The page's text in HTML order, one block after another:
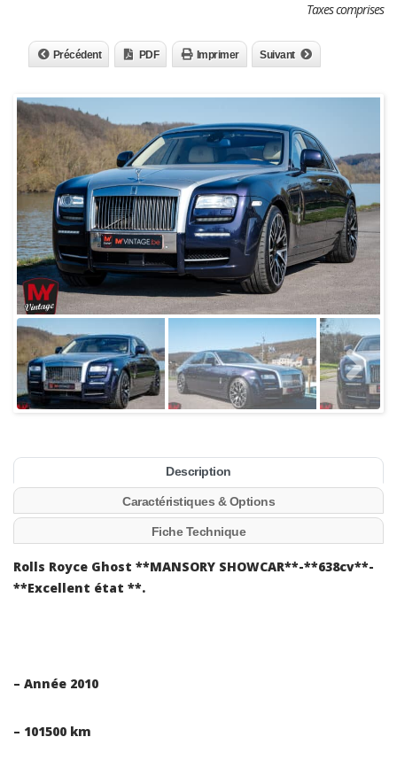
Taxes comprises
Précédent PDF Imprimer Suivant
Description
Caractéristiques & Options
Fiche Technique
Rolls Royce Ghost **MANSORY SHOWCAR**-**638cv**-
**Excellent état **.
– Année 2010
– 101500 km